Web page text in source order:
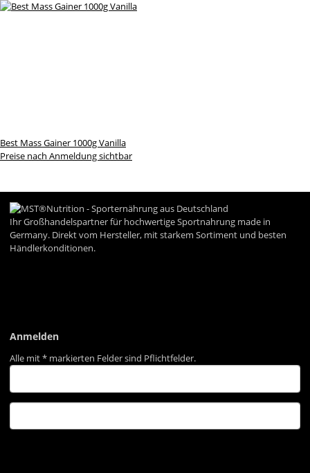
Best Mass Gainer 1000g Vanilla
Preise nach Anmeldung sichtbar
Ihr Großhandelspartner für hochwertige Sportnahrung made in
Germany. Direkt vom Hersteller, mit starkem Sortiment und besten
Händlerkonditionen.
Anmelden
Alle mit* markierten Felder sind Pflichtfelder.